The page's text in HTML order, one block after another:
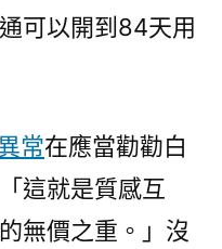
可以開到84天用
常在應當勸勸白
這就是質感互
無價之重。」沒